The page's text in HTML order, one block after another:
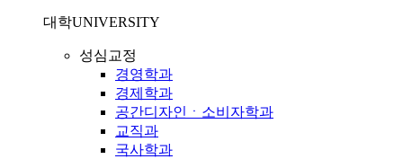
대학UNIVERSITY
성심교정
경영학과
경제학과
공간디자인ㆍ소비자학과
교직과
국사학과